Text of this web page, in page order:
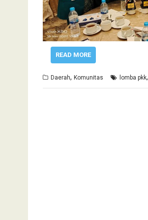
READ MORE
Daerah, Komunitas lomba pkk,